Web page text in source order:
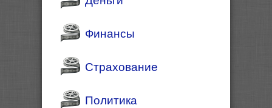
Финансы
Страхование
Политика